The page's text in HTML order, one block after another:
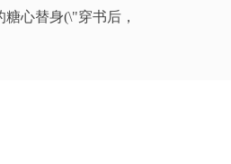
心替身(\"穿书后，